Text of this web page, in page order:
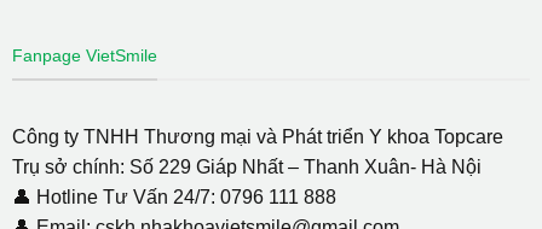
Fanpage VietSmile
Công ty TNHH Thương mại và Phát triển Y khoa Topcare
Trụ sở chính: Số 229 Giáp Nhất – Thanh Xuân- Hà Nội
👤 Hotline Tư Vấn 24/7: 0796 111 888